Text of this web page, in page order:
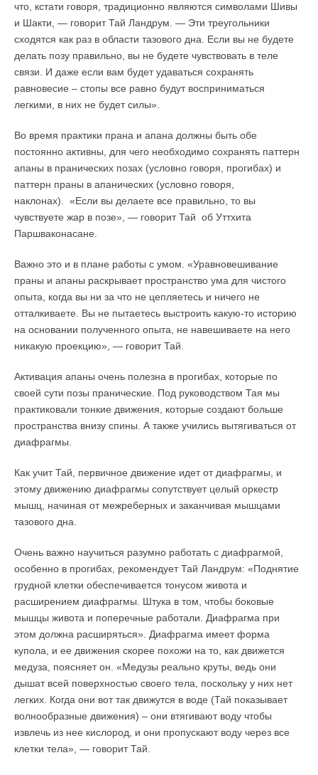
что, кстати говоря, традиционно являются символами Шивы
и Шакти, — говорит Тай Ландрум. — Эти треугольники
сходятся как раз в области тазового дна. Если вы не будете
делать позу правильно, вы не будете чувствовать в теле
связи. И даже если вам будет удаваться сохранять
равновесие – стопы все равно будут восприниматься
легкими, в них не будет силы».
Во время практики прана и апана должны быть обе
постоянно активны, для чего необходимо сохранять паттерн
апаны в пранических позах (условно говоря, прогибах) и
паттерн праны в апанических (условно говоря,
наклонах). «Если вы делаете все правильно, то вы
чувствуете жар в позе», — говорит Тай об Уттхита
Паршваконасане.
Важно это и в плане работы с умом. «Уравновешивание
праны и апаны раскрывает пространство ума для чистого
опыта, когда вы ни за что не цепляетесь и ничего не
отталкиваете. Вы не пытаетесь выстроить какую-то историю
на основании полученного опыта, не навешиваете на него
никакую проекцию», — говорит Тай.
Активация апаны очень полезна в прогибах, которые по
своей сути позы пранические. Под руководством Тая мы
практиковали тонкие движения, которые создают больше
пространства внизу спины. А также учились вытягиваться от
диафрагмы.
Как учит Тай, первичное движение идет от диафрагмы, и
этому движению диафрагмы сопутствует целый оркестр
мышц, начиная от межреберных и заканчивая мышцами
тазового дна.
Очень важно научиться разумно работать с диафрагмой,
особенно в прогибах, рекомендует Тай Ландрум: «Поднятие
грудной клетки обеспечивается тонусом живота и
расширением диафрагмы. Штука в том, чтобы боковые
мышцы живота и поперечные работали. Диафрагма при
этом должна расширяться». Диафрагма имеет форма
купола, и ее движения скорее похожи на то, как движется
медуза, поясняет он. «Медузы реально круты, ведь они
дышат всей поверхностью своего тела, поскольку у них нет
легких. Когда они вот так движутся в воде (Тай показывает
волнообразные движения) – они втягивают воду чтобы
извлечь из нее кислород, и они пропускают воду через все
клетки тела», — говорит Тай.